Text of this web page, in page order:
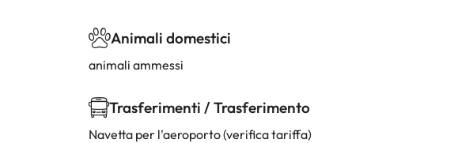
Animali domestici
animali ammessi
Trasferimenti / Trasferimento
Navetta per l'aeroporto (verifica tariffa)